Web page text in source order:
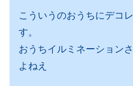
こういうのおうちにデコ
す。
おうちイルミネーション
よねえ